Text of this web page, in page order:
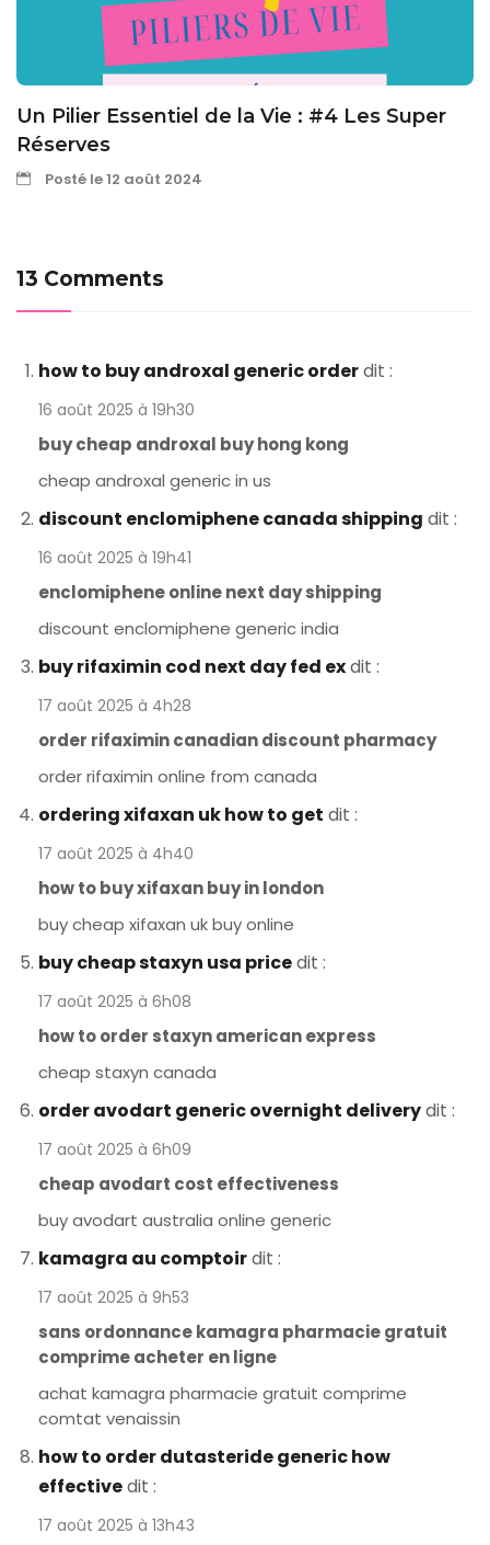
Un Pilier Essentiel de la Vie : #4 Les Super
Réserves
Posté le 12 août 2024
13 Comments
how to buy androxal generic orderdit :
16 août 2025 à 19h30
buy cheap androxal buy hong kong
cheap androxal generic in us
discount enclomiphene canada shipping dit :
16 août 2025 à 19h41
enclomiphene online next day shipping
discount enclomiphene generic india
buy rifaximin cod next day fed exdit :
17 août 2025 à 4h28
order rifaximin canadian discount pharmacy
order rifaximin online from canada
ordering xifaxan uk how to get dit :
17 août 2025 à 4h40
how to buy xifaxan buy in london
buy cheap xifaxan uk buy online
buy cheap staxyn usa pricedit :
17 août 2025 à 6h08
how to order staxyn american express
cheap staxyn canada
order avodart generic overnight deliverydit :
17 août 2025 à 6h09
cheap avodart cost effectiveness
buy avodart australia online generic
kamagra au comptoirdit :
17 août 2025 à 9h53
sans ordonnance kamagra pharmacie gratuit
comprime acheter en ligne
achat kamagra pharmacie gratuit comprime
comtat venaissin
how to order dutasteride generic how
effectivedit :
17 août 2025 à 13h43